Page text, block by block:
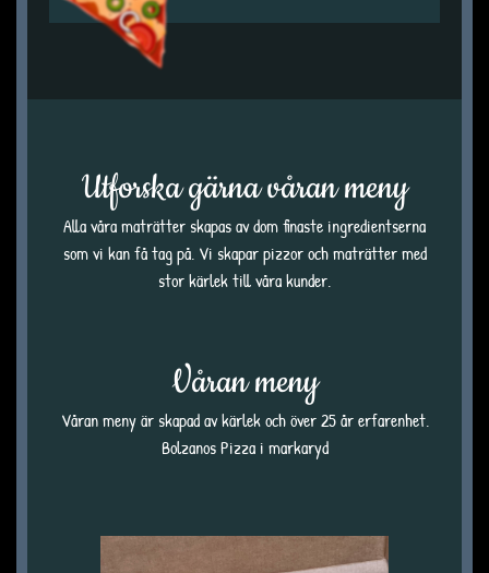
Utforska gärna våran meny
Alla våra maträtter skapas av dom finaste ingredientserna
som vi kan få tag på. Vi skapar pizzor och maträtter med
stor kärlek till våra kunder.
Våran meny
Våran meny är skapad av kärlek och över 25 år erfarenhet.
Bolzanos Pizza i markaryd